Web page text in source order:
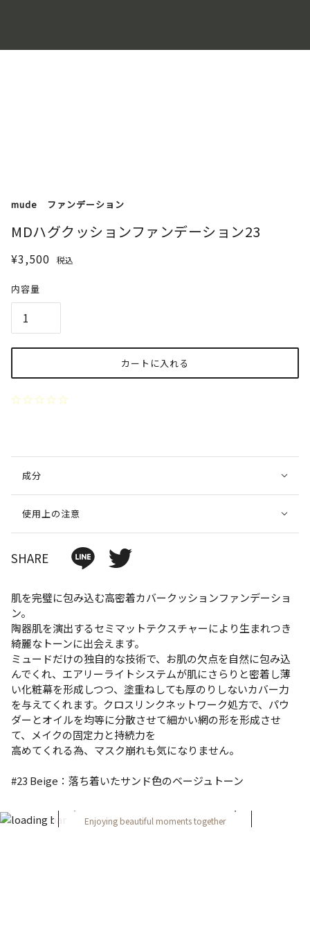
mude ファンデーション
MDハグクッションファンデーション23
¥3,500 税込
内容量
カートに入れる
成分
使用上の注意
SHARE
肌を完璧に包み込む高密着カバークッションファンデーショ
ン。
陶器肌を演出するセミマットテクスチャーにより生まれつき
綺麗なトーンに出会えます。
ミュードだけの独自的な技術で、お肌の欠点を自然に包み込
んでくれ、エアリーライトシステムが肌にさらりと密着し薄
い化粧幕を形成しつつ、塗重ねしても厚のりしないカバー力
を与えてくれます。クロスリンクネットワーク処方で、パウ
ダーとオイルを均等に分散させて細かい網の形を形成させ
て、メイクの固定力と持続力を
高めてくれる為、マスク崩れも気になりません。
#23 Beige：落ち着いたサンド色のベージュトーン
Enjoying beautiful moments together